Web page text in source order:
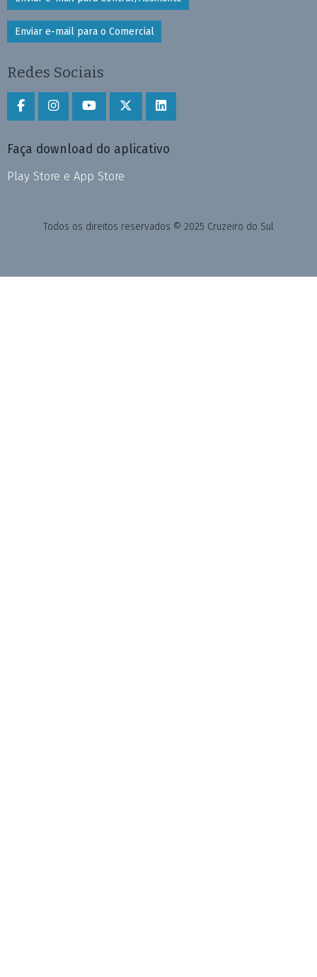
Enviar e-mail para o Comercial
Redes Sociais
Faça download do aplicativo
Play Store e App Store
Todos os direitos reservados © 2025 Cruzeiro do Sul